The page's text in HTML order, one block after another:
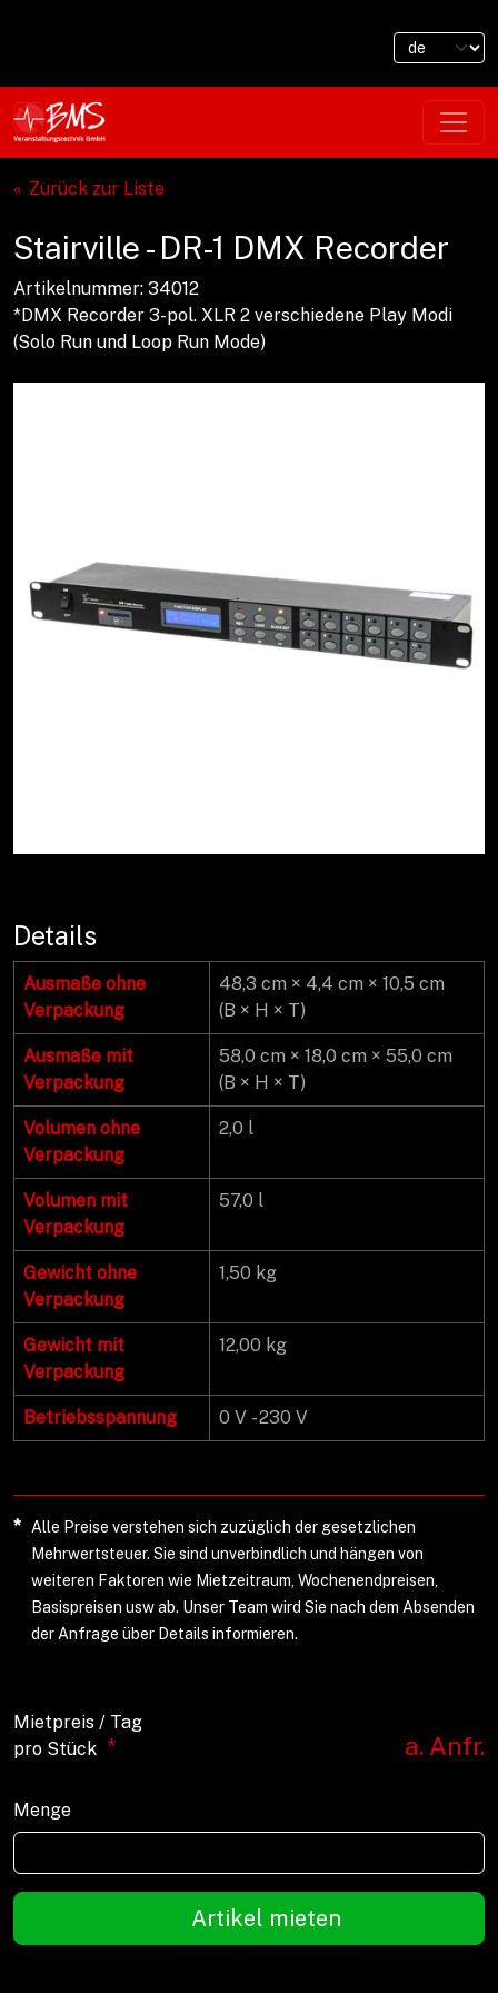
Zurück zur Liste
Stairville - DR-1 DMX Recorder
Artikelnummer: 34012
*DMX Recorder 3-pol. XLR 2 verschiedene Play Modi
(Solo Run und Loop Run Mode)
Details
Ausmaße ohne
Verpackung
48,3 cm × 4,4 cm × 10,5 cm
(B × H × T)
Ausmaße mit
Verpackung
58,0 cm × 18,0 cm × 55,0 cm
(B × H × T)
Volumen ohne
Verpackung
2,0 l
Volumen mit
Verpackung
57,0 l
Gewicht ohne
Verpackung
1,50 kg
Gewicht mit
Verpackung
12,00 kg
Betriebsspannung 0 V - 230 V
*
Alle Preise verstehen sich zuzüglich der gesetzlichen
Mehrwertsteuer. Sie sind unverbindlich und hängen von
weiteren Faktoren wie Mietzeitraum, Wochenendpreisen,
Basispreisen usw ab. Unser Team wird Sie nach dem Absenden
der Anfrage über Details informieren.
Mietpreis / Tag
pro Stück * a. Anfr.
Menge
Artikel mieten